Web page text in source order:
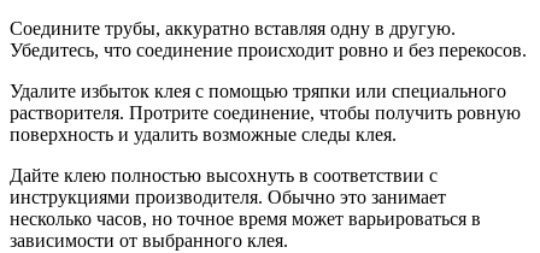
Соедините трубы, аккуратно вставляя одну в другую.
Убедитесь, что соединение происходит ровно и без перекосов.
Удалите избыток клея с помощью тряпки или специального
растворителя. Протрите соединение, чтобы получить ровную
поверхность и удалить возможные следы клея.
Дайте клею полностью высохнуть в соответствии с
инструкциями производителя. Обычно это занимает
несколько часов, но точное время может варьироваться в
зависимости от выбранного клея.